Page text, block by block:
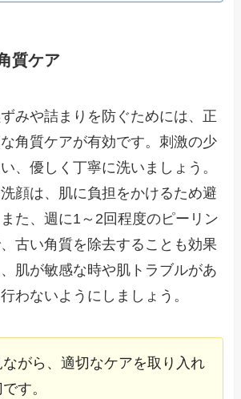
質ケア
みや詰まりを防ぐためには、正
角質ケアが有効です。刺激の少
、優しく丁寧に洗いましょう。
顔は、肌に負担をかけるため避
た、週に1～2回程度のピーリン
古い角質を除去することも効果
肌が敏感な時や肌トラブルがあ
わないようにしましょう。
がら、適切なケアを取り入れ
す。